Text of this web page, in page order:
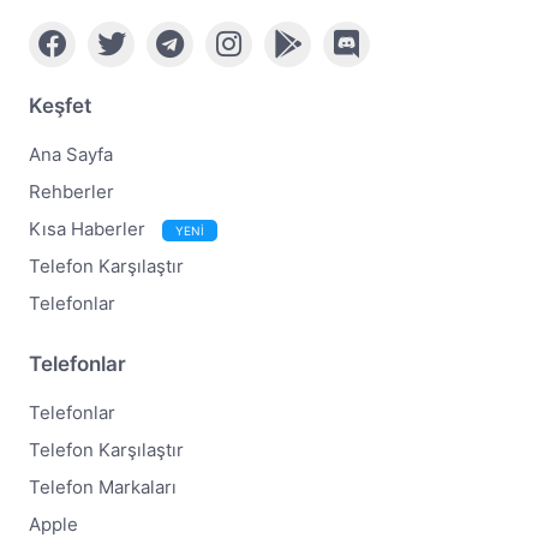
Keşfet
Ana Sayfa
Rehberler
Kısa Haberler
YENİ
Telefon Karşılaştır
Telefonlar
Telefonlar
Telefonlar
Telefon Karşılaştır
Telefon Markaları
Apple